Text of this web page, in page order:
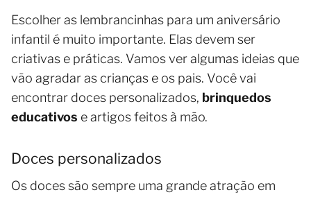
Escolher as lembrancinhas para um aniversário
infantil é muito importante. Elas devem ser
criativas e práticas. Vamos ver algumas ideias que
vão agradar as crianças e os pais. Você vai
encontrar doces personalizados, brinquedos
educativos e artigos feitos à mão.
Doces personalizados
Os doces são sempre uma grande atração em